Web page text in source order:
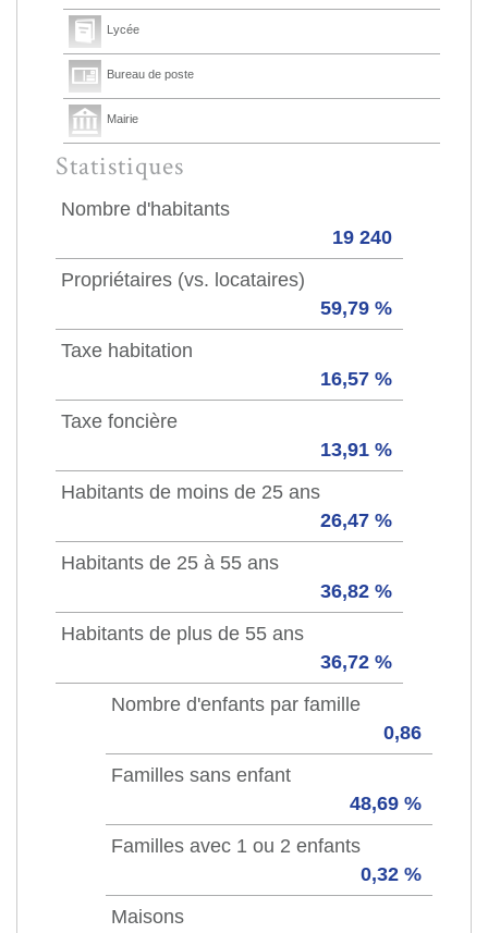
Lycée
Bureau de poste
Mairie
Statistiques
Nombre d'habitants
19 240
Propriétaires (vs. locataires)
59,79 %
Taxe habitation
16,57 %
Taxe foncière
13,91 %
Habitants de moins de 25 ans
26,47 %
Habitants de 25 à 55 ans
36,82 %
Habitants de plus de 55 ans
36,72 %
Nombre d'enfants par famille
0,86
Familles sans enfant
48,69 %
Familles avec 1 ou 2 enfants
0,32 %
Maisons